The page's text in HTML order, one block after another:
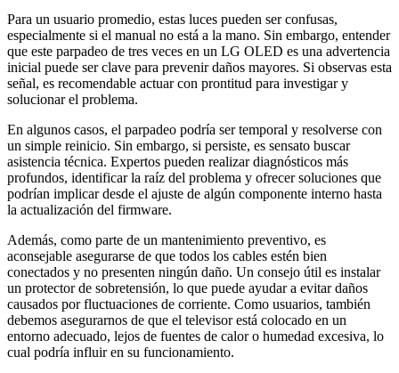
Para un usuario promedio, estas luces pueden ser confusas,
especialmente si el manual no está a la mano. Sin embargo, entender
que este parpadeo de tres veces en un LG OLED es una advertencia
inicial puede ser clave para prevenir daños mayores. Si observas esta
señal, es recomendable actuar con prontitud para investigar y
solucionar el problema.
En algunos casos, el parpadeo podría ser temporal y resolverse con
un simple reinicio. Sin embargo, si persiste, es sensato buscar
asistencia técnica. Expertos pueden realizar diagnósticos más
profundos, identificar la raíz del problema y ofrecer soluciones que
podrían implicar desde el ajuste de algún componente interno hasta
la actualización del firmware.
Además, como parte de un mantenimiento preventivo, es
aconsejable asegurarse de que todos los cables estén bien
conectados y no presenten ningún daño. Un consejo útil es instalar
un protector de sobretensión, lo que puede ayudar a evitar daños
causados por fluctuaciones de corriente. Como usuarios, también
debemos asegurarnos de que el televisor está colocado en un
entorno adecuado, lejos de fuentes de calor o humedad excesiva, lo
cual podría influir en su funcionamiento.